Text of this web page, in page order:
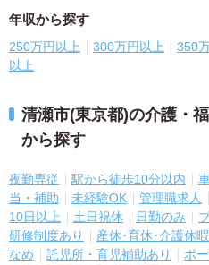
年収から探す
250万円以上 300万円以上 350
以上
清瀬市(東京都)の介護・
から探す
夜勤専従 駅から徒歩10分以内
当・補助
未経験OK 管理職求人
10日以上
土日祝休 日勤のみ
研修制度あり
産休･育休･介護休
なめ
託児所・育児補助あり ボ